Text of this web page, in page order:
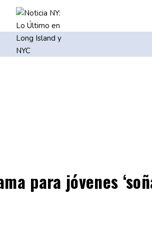
para jóvenes